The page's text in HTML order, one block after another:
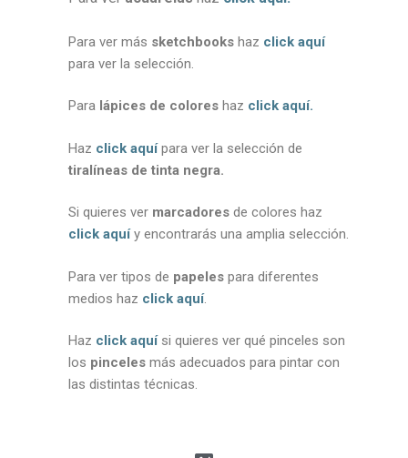
Para ver más sketchbooks haz click aquí
para ver la selección.
Para lápices de colores haz click aquí.
Haz click aquípara ver la selección de
tiralíneas de tinta negra.
Si quieres ver marcadores de colores haz
click aquíy encontrarás una amplia selección.
Para ver tipos de papeles para diferentes
medios haz click aquí.
Haz click aquí si quieres ver qué pinceles son
los pinceles más adecuados para pintar con
las distintas técnicas.